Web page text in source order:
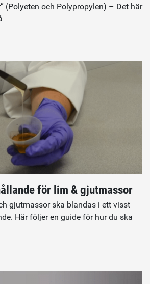
(Polyeten och Polypropylen) – Det här
för lim & gjutmassor
gjutmassor ska blandas i ett visst
Här följer en guide för hur du ska